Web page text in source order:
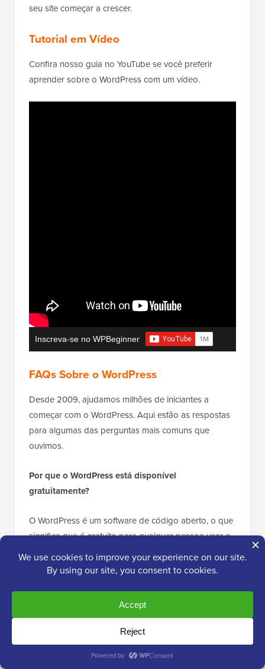
seu site começar a crescer.
Tutorial em Vídeo
Confira nosso guia no YouTube se você preferir
aprender sobre o WordPress com um vídeo.
Inscreva-se no WPBeginner
FAQs Sobre o WordPress
Desde 2009, ajudamos milhões de iniciantes a
começar com o WordPress. Aqui estão as respostas
para algumas das perguntas mais comuns que
ouvimos.
Por que o WordPress está disponível
gratuitamente?
O WordPress é um software de código aberto, o que
significa que é gratuito para qualquer pessoa usar e
modificar. Embora o software em si seja gratuito,
você precisará pagar por umnome de domínioe
Quais são as vantagens de usar o WordPress?
As principais vantagens são que é fácil para iniciantes